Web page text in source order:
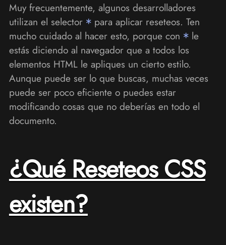
Muy frecuentemente, algunos desarrolladores
utilizan el selector *para aplicar reseteos. Ten
mucho cuidado al hacer esto, porque con *le
estás diciendo al navegador que a todos los
elementos HTML le apliques un cierto estilo.
Aunque puede ser lo que buscas, muchas veces
puede ser poco eficiente o puedes estar
modificando cosas que no deberías en todo el
documento.
¿Qué Reseteos CSS
existen?